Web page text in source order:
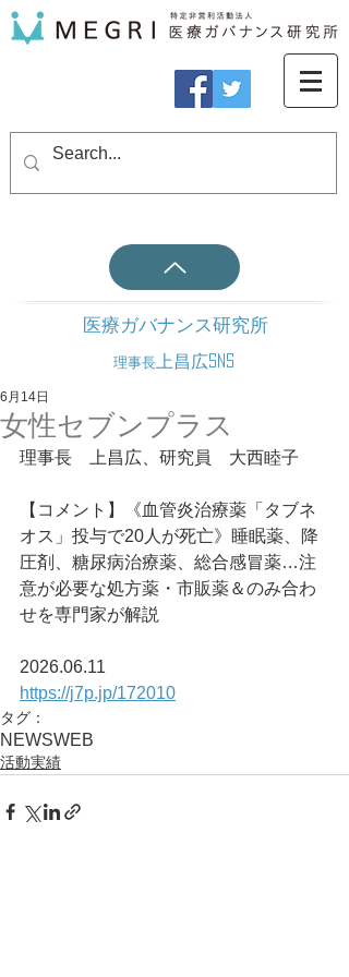
医療ガバナンス研究所
理事長 上昌広SNS
女性セブンプラス
6月14日
理事長　上昌広、研究員　大西睦子
【コメント】《血管炎治療薬「タブネ
オス」投与で20人が死亡》睡眠薬、降
圧剤、糖尿病治療薬、総合感冒薬…注
意が必要な処方薬・市販薬＆のみ合わ
せを専門家が解説
2026.06.11
https://j7p.jp/172010
タグ：
NEWSWEB
活動実績